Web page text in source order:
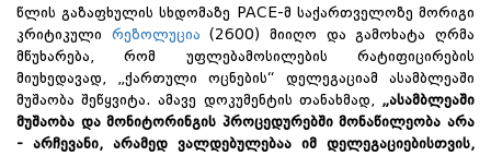
წლის გაზაფხულის სხდომაზე PACE-მ საქართველოზე მორიგი
კრიტიკული რეზოლუცია (2600) მიიღო და გამოხატა ღრმა
მწუხარება, რომ უფლებამოსილების რატიფიცირების
მიუხედავად, „ქართული ოცნების“ დელეგაციამ ასამბლეაში
მუშაობა შეწყვიტა. ამავე დოკუმენტის თანახმად,
„ასამბლეაში
მუშაობა და მონიტორინგის პროცედურებში მონაწილეობა არა
- არჩევანი, არამედ ვალდებულებაა იმ დელეგაციებისთვის,